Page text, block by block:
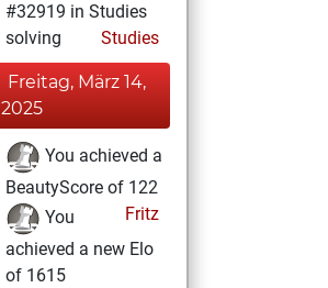
#32919 in Studies
solving
Studies
Freitag, März 14,
2025
You achieved a
BeautyScore of 122
Fritz
You
achieved a new Elo
of 1615